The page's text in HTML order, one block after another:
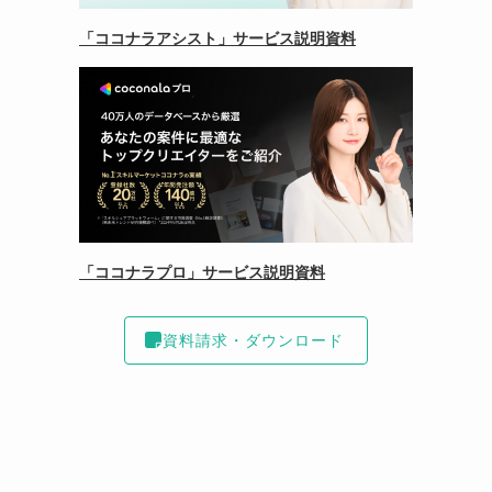
「ココナラアシスト」サービス説明資料
「ココナラプロ」サービス説明資料
資料請求・ダウンロード